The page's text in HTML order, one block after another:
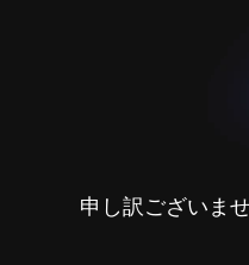
申し訳ございま